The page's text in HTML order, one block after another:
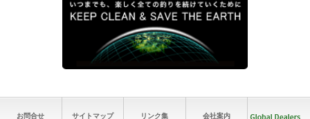
お問合せ サイトマップ リンク集 会社案内